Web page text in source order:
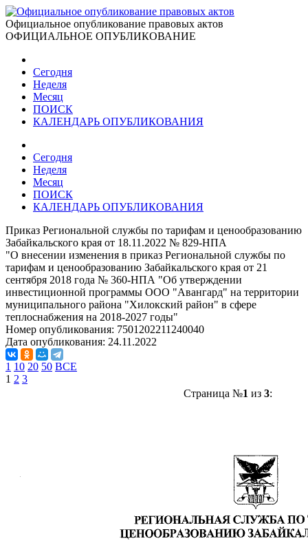
Официальное опубликование правовых актов
ОФИЦИАЛЬНОЕ ОПУБЛИКОВАНИЕ
Сегодня
Неделя
Месяц
ПОИСК
КАЛЕНДАРЬ ОПУБЛИКОВАНИЯ
Сегодня
Неделя
Месяц
ПОИСК
КАЛЕНДАРЬ ОПУБЛИКОВАНИЯ
Приказ Региональной службы по тарифам и ценообразованию
Забайкальского края от 18.11.2022 № 829-НПА
"О внесении изменения в приказ Региональной службы по
тарифам и ценообразованию Забайкальского края от 21
сентября 2018 года № 360-НПА "Об утверждении
инвестиционной программы ООО "Авангард" на территории
муниципального района "Хилокский район" в сфере
теплоснабжения на 2018-2027 годы"
Номер опубликования: 7501202211240040
Дата опубликования: 24.11.2022
1 10 20 50 ВСЕ
1 2 3
Страница №1 из 3: